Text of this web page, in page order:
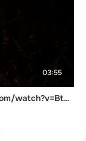
03:55
Судьба. Ссылка: https://www.youtube.com/watch?v=BtY01bem3jw&list=RD7UXSduMoAHQ&index=2